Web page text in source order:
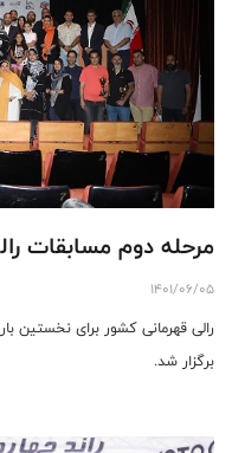
مرحله دوم مسابقات
1401/06/05
رالی قهرمانی کشور برای نخستین
برگزار شد.